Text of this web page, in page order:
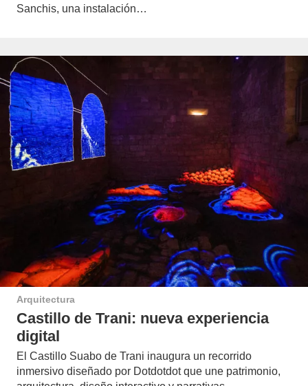
Sanchis, una instalación…
Arquitectura
Castillo de Trani: nueva experiencia
digital
El Castillo Suabo de Trani inaugura un recorrido
inmersivo diseñado por Dotdotdot que une patrimonio,